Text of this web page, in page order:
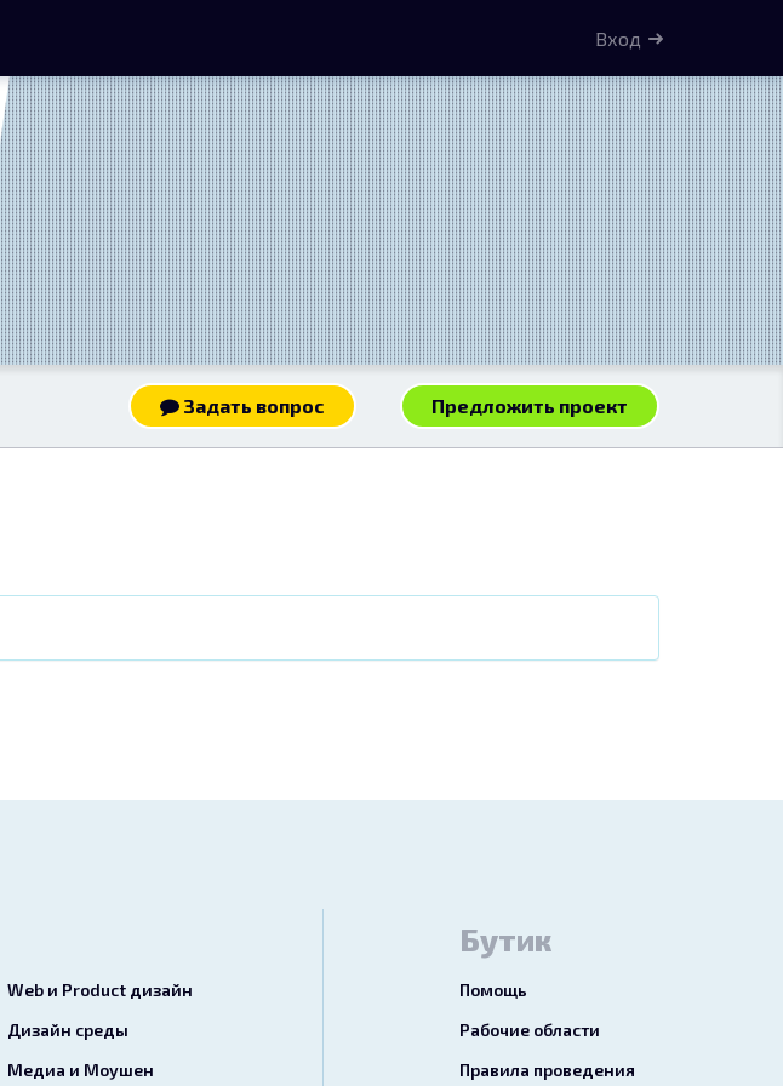
Задать вопрос Предложить проект
Вход
Web и Product дизайн
Дизайн среды
Медиа и Моушен
Бутик
Помощь
Рабочие области
Правила проведения